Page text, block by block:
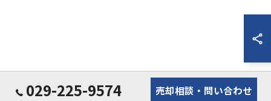
029-225-9574 売却相談・問い合わせ